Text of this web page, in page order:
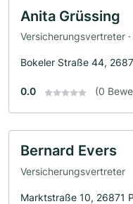
Anita Grüssing
Versicherungsvertreter
Bokeler Straße 44,
0.0 (0
Bernard Evers
Versicherungsvertreter
Marktstraße 10, 26871